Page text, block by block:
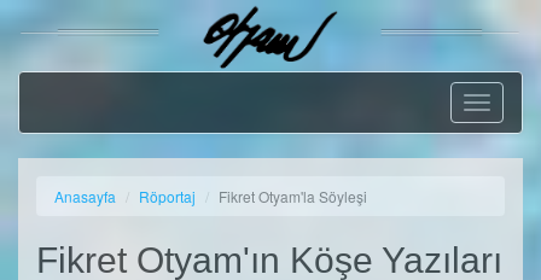
Geçiş
Menüsü
Anasayfa Röportaj Fikret Otyam'la Söyleşi
Fikret Otyam'ın Köşe Yazıları